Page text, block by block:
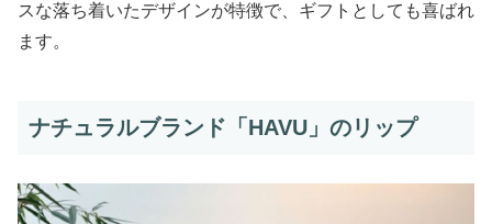
スな落ち着いたデザインが特徴で、ギフトとしても喜ばれ
ます。
ナチュラルブランド「HAVU」のリップ